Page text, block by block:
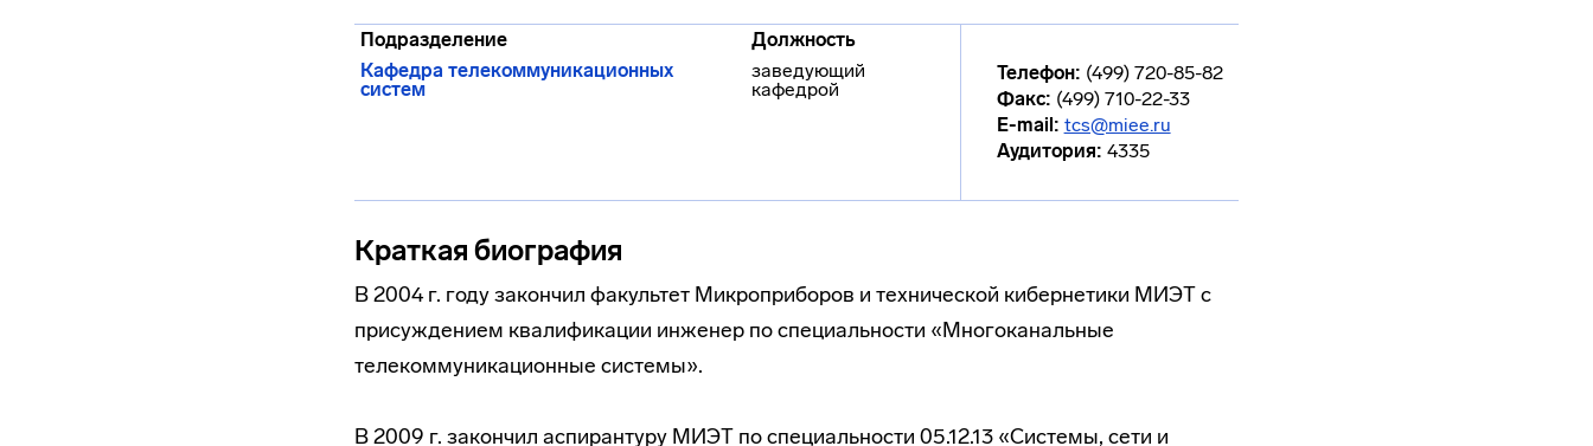
Подразделение
Должность
Кафедра телекоммуникационных
систем
заведующий
кафедрой
Телефон: (499) 720-85-82
Факс: (499) 710-22-33
E-mail: tcs@miee.ru
Аудитория: 4335
Краткая биография
В 2004 г. году закончил факультет Микроприборов и технической кибернетики МИЭТ с
присуждением квалификации инженер по специальности «Многоканальные
телекоммуникационные системы».
В 2009 г. закончил аспирантуру МИЭТ по специальности 05.12.13 «Системы, сети и